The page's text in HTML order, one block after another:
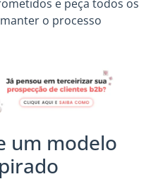
e peça todos os
o processo
um modelo